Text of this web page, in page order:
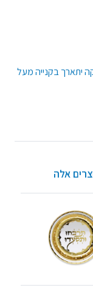
האספקה יתארך בקנייה מעל
אלה